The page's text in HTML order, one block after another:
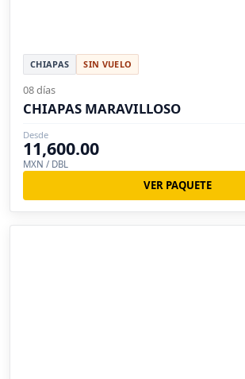
CHIAPAS SIN VUELO
08 días
CHIAPAS MARAVILLOSO
Desde
11,600.00
MXN / DBL
VER PAQUETE